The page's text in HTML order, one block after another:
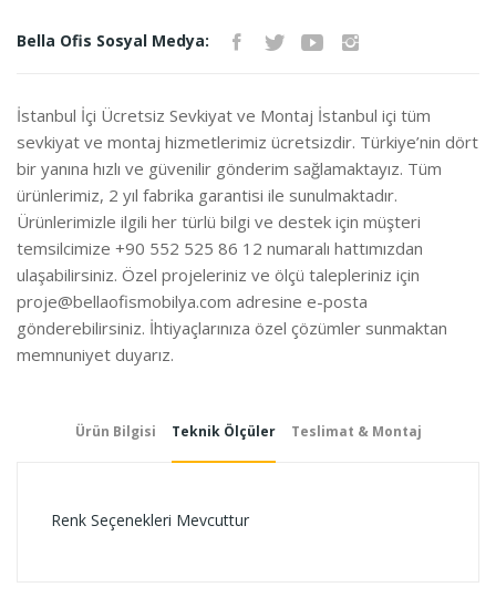
Bella Ofis Sosyal Medya:
İstanbul İçi Ücretsiz Sevkiyat ve Montaj İstanbul içi tüm
sevkiyat ve montaj hizmetlerimiz ücretsizdir. Türkiye’nin dört
bir yanına hızlı ve güvenilir gönderim sağlamaktayız. Tüm
ürünlerimiz, 2 yıl fabrika garantisi ile sunulmaktadır.
Ürünlerimizle ilgili her türlü bilgi ve destek için müşteri
temsilcimize +90 552 525 86 12 numaralı hattımızdan
ulaşabilirsiniz. Özel projeleriniz ve ölçü talepleriniz için
proje@bellaofismobilya.com adresine e-posta
gönderebilirsiniz. İhtiyaçlarınıza özel çözümler sunmaktan
memnuniyet duyarız.
Ürün Bilgisi Teknik Ölçüler Teslimat & Montaj
Renk Seçenekleri Mevcuttur